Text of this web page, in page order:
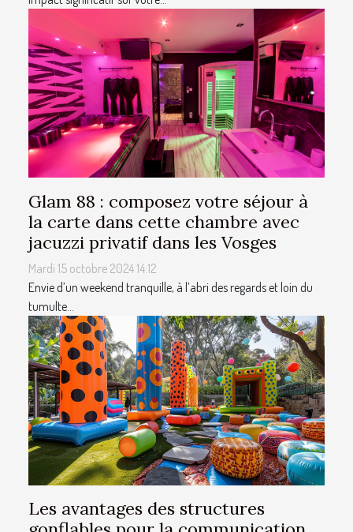
Glam 88 : composez votre séjour à
la carte dans cette chambre avec
jacuzzi privatif dans les Vosges
Mardi 15 octobre 2024 14:12
Envie d’un weekend tranquille, à l’abri des regards et loin du
tumulte...
Les avantages des structures